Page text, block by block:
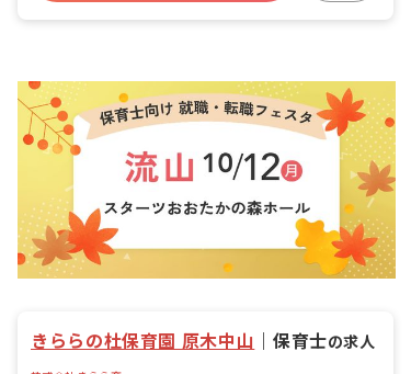
きららの杜保育園 原木中山 保育士の求人